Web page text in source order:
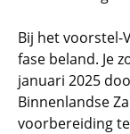
Bij het voorstel-
fase beland. Je
januari 2025
Binnenlandse
voorbereiding